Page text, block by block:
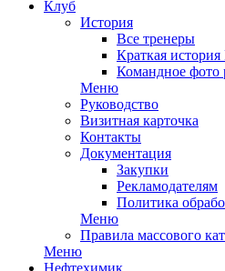
Клуб
История
Все тренеры
Краткая история
Командное фото
Меню
Руководство
Визитная карточка
Контакты
Документация
Закупки
Рекламодателям
Политика
Меню
Правила массового
Меню
Нефтехимик